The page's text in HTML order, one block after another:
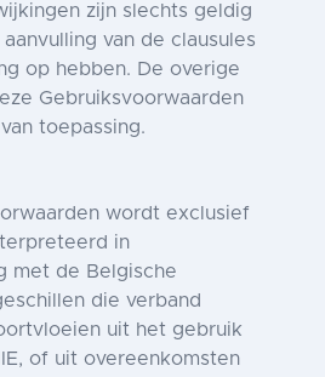
zijn slechts geldig
van de clausules
op hebben. De overige
Gebruiksvoorwaarden
toepassing.
wordt exclusief
in
met de Belgische
die verband
uit het gebruik
of uit overeenkomsten